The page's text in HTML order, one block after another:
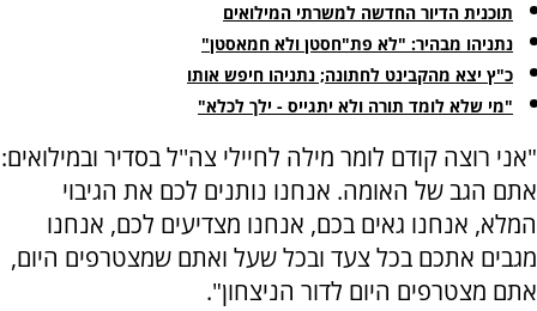
תוכנית הדיור החדשה למשרתי המילואים
נתניהו מבהיר: "לא פת"חסטן ולא חמאסטן"
כ"ץ יצא מהקבינט לחתונה; נתניהו חיפש אותו
"מי שלא לומד תורה ולא יתגייס - ילך לכלא"
"אני רוצה קודם לומר מילה לחיילי צה''ל בסדיר ובמילואים:
אתם הגב של האומה. אנחנו נותנים לכם את הגיבוי
המלא, אנחנו גאים בכם, אנחנו מצדיעים לכם, אנחנו
מגבים אתכם בכל צעד ובכל שעל ואתם שמצטרפים היום,
אתם מצטרפים היום לדור הניצחון".